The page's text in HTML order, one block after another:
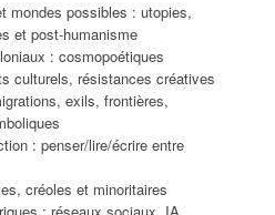
mondes possibles : utopies,
et post-humanisme
: cosmopoétiques
culturels, résistances créatives
exils, frontières,
: penser/lire/écrire entre
créoles et minoritaires